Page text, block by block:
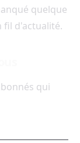
quelque
fil d'actualité.
qui